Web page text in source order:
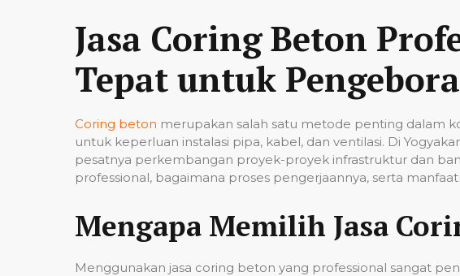
Jasa Coring Beton
Tepat untuk
Coring beton merupakan salah satu metode penting dalam
untuk keperluan instalasi pipa, kabel, dan ventilasi. Di
pesatnya perkembangan proyek-proyek infrastruktur dan
professional, bagaimana proses pengerjaannya, serta
Mengapa Memilih Jasa
Menggunakan jasa coring beton yang professional sangat